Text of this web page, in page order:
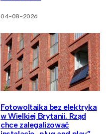
04-08-2026
Fotowoltaika bez elektryka
w Wielkiej Brytanii. Rząd
chce zalegalizować